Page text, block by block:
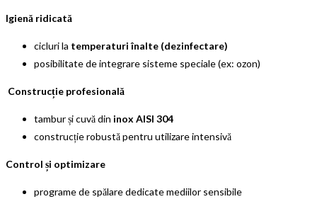
Igienă ridicată
cicluri la temperaturi înalte (dezinfectare)
posibilitate de integrare sisteme speciale (ex: ozon)
Construcție profesională
tambur și cuvă din inox AISI 304
construcție robustă pentru utilizare intensivă
Control și optimizare
programe de spălare dedicate mediilor sensibile